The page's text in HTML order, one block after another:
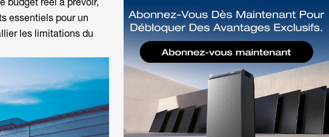
essentiels pour un
les limitations du